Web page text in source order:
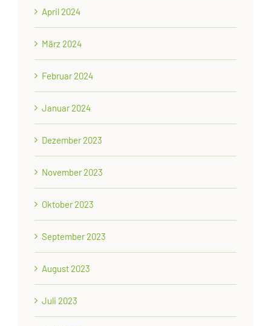
April 2024
März 2024
Februar 2024
Januar 2024
Dezember 2023
November 2023
Oktober 2023
September 2023
August 2023
Juli 2023